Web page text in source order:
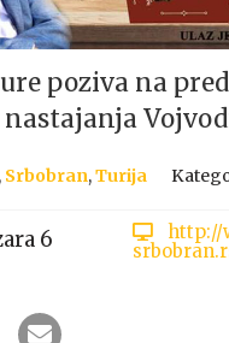
poziva na
, Srbobran,Turija
6
http://